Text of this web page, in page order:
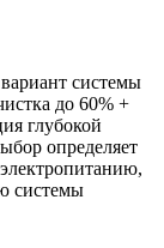
системы
до 60% +
глубокой
определяет
системы